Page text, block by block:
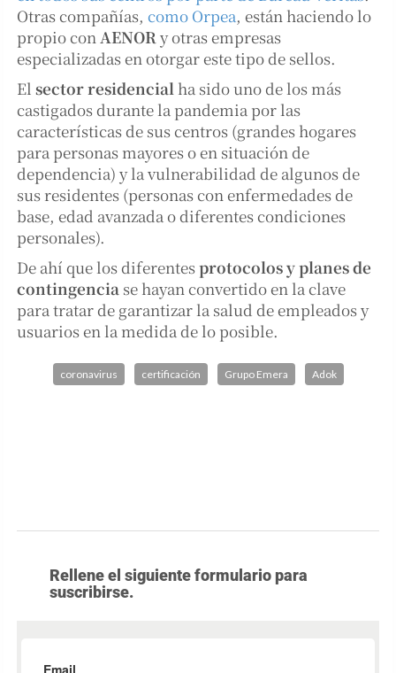
Otras compañías, como Orpea, están haciendo lo
propio conAENORy otras empresas
especializadas en otorgar este tipo de sellos.
El sector residencial ha sido uno de los más
castigados durante la pandemia por las
características de sus centros (grandes hogares
para personas mayores o en situación de
dependencia) y la vulnerabilidad de algunos de
sus residentes (personas con enfermedades de
base, edad avanzada o diferentes condiciones
personales).
De ahí que los diferentesprotocolos y planes de
contingencia se hayan convertido en la clave
para tratar de garantizar la salud de empleados y
usuarios en la medida de lo posible.
coronavirus certificación Grupo Emera Adok
Rellene el siguiente formulario para
suscribirse.